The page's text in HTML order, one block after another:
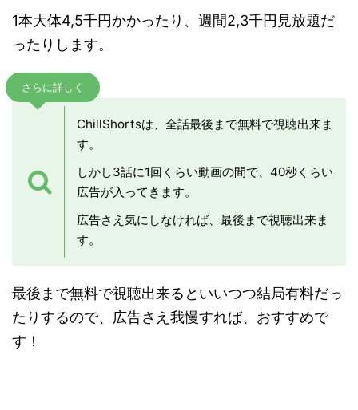
1本大体4,5千円かかったり、週間2,3千円見放題だ
ったりします。
さらに詳しく
ChillShortsは、全話最後まで無料で視聴出来ま
す。
しかし3話に1回くらい動画の間で、40秒くらい
広告が入ってきます。
広告さえ気にしなければ、最後まで視聴出来ま
す。
最後まで無料で視聴出来るといいつつ結局有料だっ
たりするので、広告さえ我慢すれば、おすすめで
す！